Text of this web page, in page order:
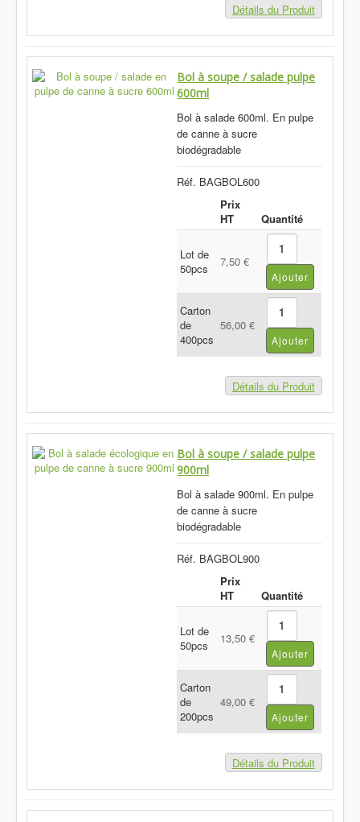
Détails du Produit
Bol à soupe / salade pulpe
600ml
Bol à salade 600ml. En pulpe
de canne à sucre
biodégradable
Réf. BAGBOL600
Prix
HT
Quantité
Lot de
50pcs
7,50 €
Carton
de
400pcs
56,00 €
Détails du Produit
Bol à soupe / salade pulpe
900ml
Bol à salade 900ml. En pulpe
de canne à sucre
biodégradable
Réf. BAGBOL900
Prix
HT
Quantité
Lot de
50pcs
13,50 €
Carton
de
200pcs
49,00 €
Détails du Produit